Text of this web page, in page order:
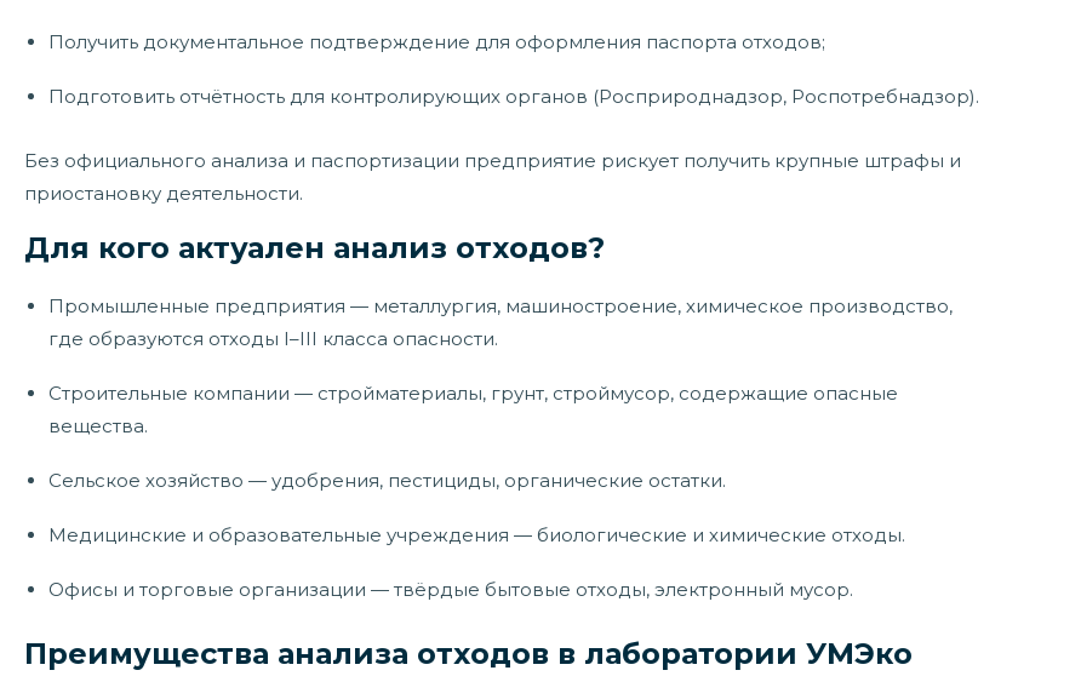
Получить документальное подтверждение для оформления паспорта отходов;
Подготовить отчётность для контролирующих органов (Росприроднадзор, Роспотребнадзор).
Без официального анализа и паспортизации предприятие рискует получить крупные штрафы и
приостановку деятельности.
Для кого актуален анализ отходов?
Промышленные предприятия — металлургия, машиностроение, химическое производство,
где образуются отходы I–III класса опасности.
Строительные компании — стройматериалы, грунт, строймусор, содержащие опасные
вещества.
Сельское хозяйство — удобрения, пестициды, органические остатки.
Медицинские и образовательные учреждения — биологические и химические отходы.
Офисы и торговые организации — твёрдые бытовые отходы, электронный мусор.
Преимущества анализа отходов в лаборатории УМЭко